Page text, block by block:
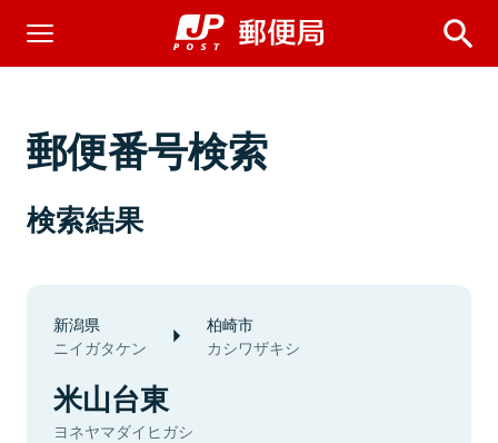
郵便番号検索
検索結果
新潟県
ニイガタケン
柏崎市
カシワザキシ
米山台東
ヨネヤマダイヒガシ